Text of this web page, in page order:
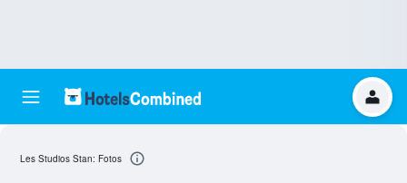
Les Studios Stan: Fotos